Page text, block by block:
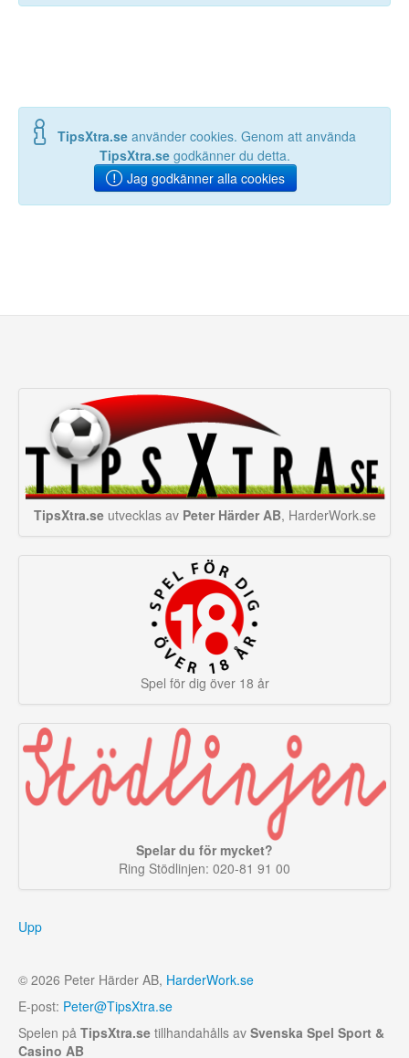
TipsXtra.se använder cookies. Genom att använda
TipsXtra.se godkänner du detta.
Jag godkänner alla cookies
TipsXtra.seutvecklas av Peter Härder AB, HarderWork.se
Spel för dig över 18 år
Spelar du för mycket?
Ring Stödlinjen: 020-81 91 00
Upp
© 2026 Peter Härder AB, HarderWork.se
E-post: Peter@TipsXtra.se
Spelen på TipsXtra.se tillhandahålls av Svenska Spel Sport &
Casino AB